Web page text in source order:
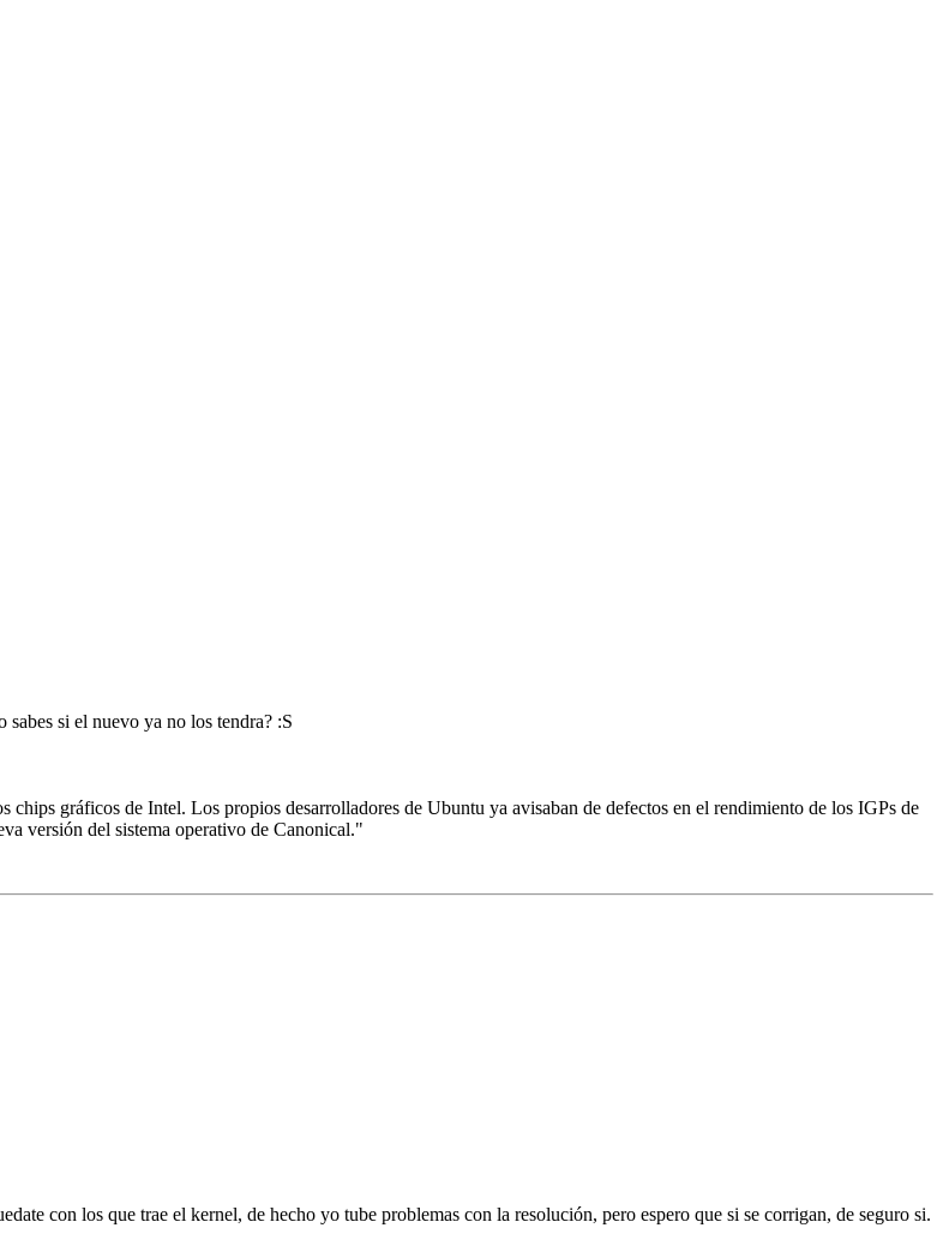
si el nuevo ya no los tendra? :S
gráficos de Intel. Los propios desarrolladores de Ubuntu ya avisaban de defectos en el rendimiento de los IGPs de
versión del sistema operativo de Canonical."
con los que trae el kernel, de hecho yo tube problemas con la resolución, pero espero que si se corrigan, de seguro si.